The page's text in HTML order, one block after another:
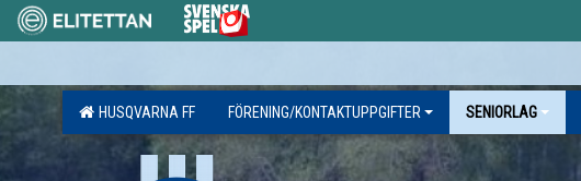
HUSQVARNA FF FÖRENING/KONTAKTUPPGIFTER SENIORLAG